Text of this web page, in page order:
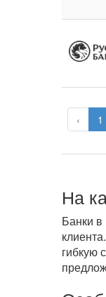
‹ 1
На
Банки в
гибкую